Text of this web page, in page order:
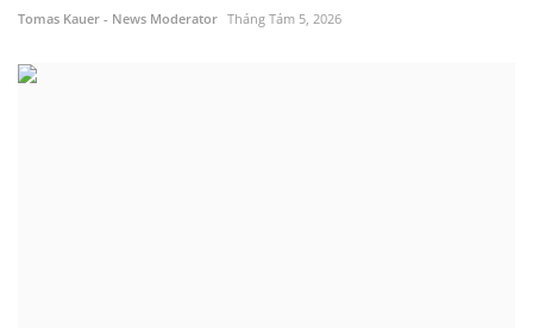
Tomas Kauer - News Moderator Tháng Tám 5, 2026